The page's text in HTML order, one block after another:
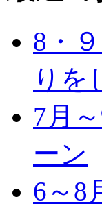
8・
りを
7月
ーン
6～8